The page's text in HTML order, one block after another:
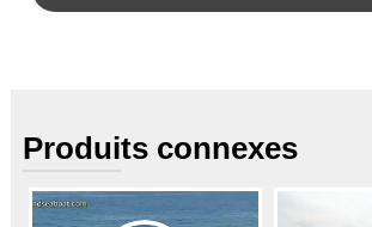
Produits connexes